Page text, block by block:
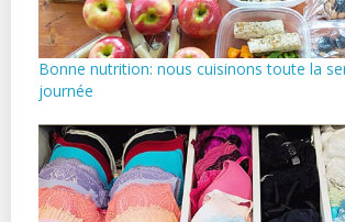
Bonne nutrition: nous cuisinons toute la
journée